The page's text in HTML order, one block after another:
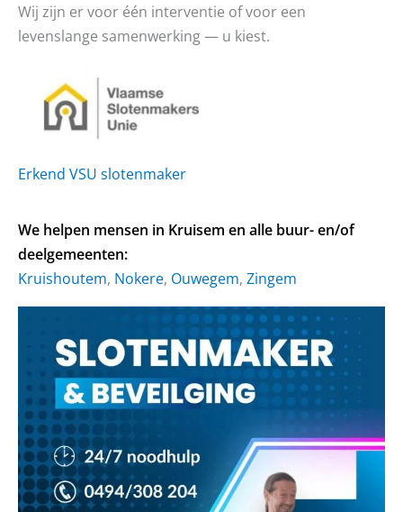
Wij zijn er voor één interventie of voor een
levenslange samenwerking — u kiest.
Erkend VSU slotenmaker
We helpen mensen in Kruisem en alle buur- en/of
deelgemeenten:
Kruishoutem, Nokere, Ouwegem, Zingem